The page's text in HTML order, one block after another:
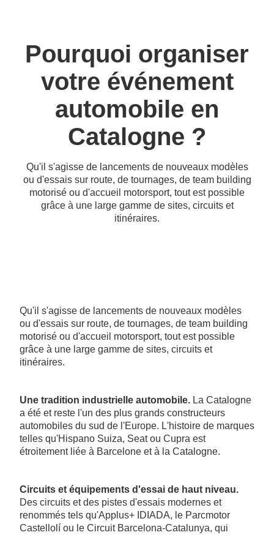
Pourquoi organiser
votre événement
automobile en
Catalogne ?
Qu'il s'agisse de lancements de nouveaux modèles
ou d'essais sur route, de tournages, de team building
motorisé ou d'accueil motorsport, tout est possible
grâce à une large gamme de sites, circuits et
itinéraires.
Qu'il s'agisse de lancements de nouveaux modèles
ou d'essais sur route, de tournages, de team building
motorisé ou d'accueil motorsport, tout est possible
grâce à une large gamme de sites, circuits et
itinéraires.
Une tradition industrielle automobile. La Catalogne
a été et reste l'un des plus grands constructeurs
automobiles du sud de l'Europe. L'histoire de marques
telles qu'Hispano Suiza, Seat ou Cupra est
étroitement liée à Barcelone et à la Catalogne.
Circuits et équipements d'essai de haut niveau.
Des circuits et des pistes d'essais modernes et
renommés tels qu'Applus+ IDIADA, le Parcmotor
Castellolí ou le Circuit Barcelona-Catalunya, qui